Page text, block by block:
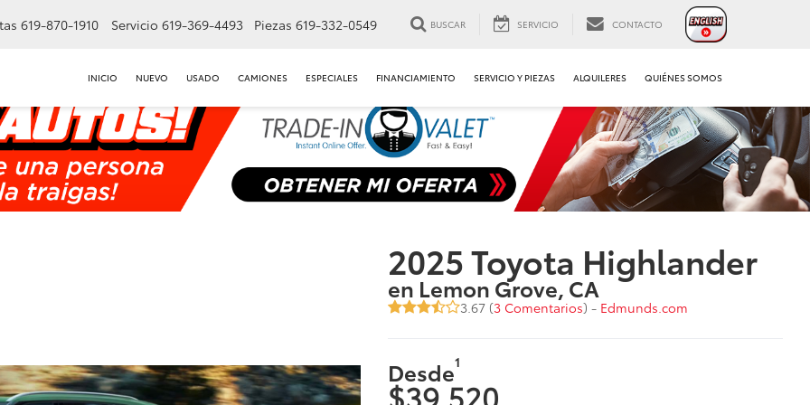
619-870-1910 Servicio 619-369-4493 Piezas 619-332-0549 BUSCAR SERVICIO CONTACTO
INICIO NUEVO USADO CAMIONES ESPECIALES FINANCIAMIENTO SERVICIO Y PIEZAS ALQUILERES QUIÉNES SOMOS
2025 Toyota Highlander
en Lemon Grove, CA
3.67 (3 Comentarios) - Edmunds.com
Desde1
$39,520